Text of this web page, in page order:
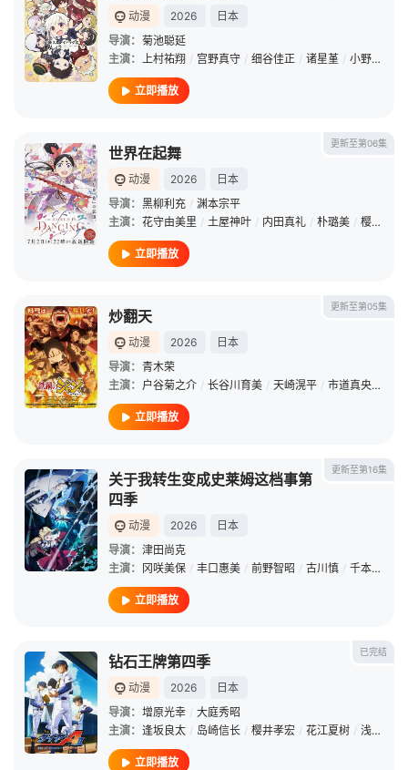
动漫 2026
日本
导演： 菊池聪延
主演： 上村祐翔 / 宫野真守 / 细谷佳正 / 诸星堇 / 小野贤章
立即播放
更新至第06集
世界在起舞
动漫 2026
日本
导演： 黑柳利充 / 渊本宗平
主演： 花守由美里 / 土屋神叶 / 内田真礼 / 朴璐美 / 樱井孝宏
立即播放
更新至第05集
炒翻天
动漫 2026
日本
导演： 青木荣
主演： 户谷菊之介 / 长谷川育美 / 天崎滉平 / 市道真央 /
立即播放
更新至第16集
关于我转生变成史莱姆这档事第
四季
动漫 2026
日本
导演： 津田尚克
主演：
冈咲美保 / 丰口惠美 / 前野智昭 / 古川慎 / 千本木彩花
立即播放
已完结
钻石王牌第四季
动漫 2026
日本
导演： 增原光幸 / 大庭秀昭
主演： 逢坂良太 / 岛崎信长 / 樱井孝宏 / 花江夏树 / 浅沼晋太郎
立即播放